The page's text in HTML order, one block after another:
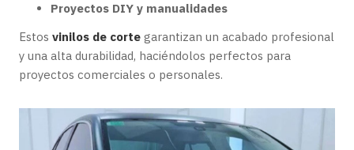
Proyectos DIY y manualidades
Estos vinilos de corte garantizan un acabado profesional
y una alta durabilidad, haciéndolos perfectos para
proyectos comerciales o personales.